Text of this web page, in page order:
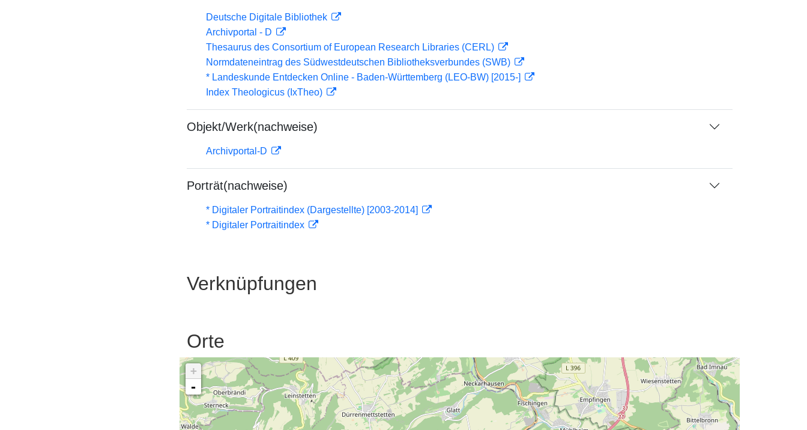
Deutsche Digitale Bibliothek
Archivportal - D
Thesaurus des Consortium of European Research Libraries (CERL)
Normdateneintrag des Südwestdeutschen Bibliotheksverbundes (SWB)
* Landeskunde Entdecken Online - Baden-Württemberg (LEO-BW) [2015-]
Index Theologicus (IxTheo)
Objekt/Werk(nachweise)
Archivportal-D
Porträt(nachweise)
* Digitaler Portraitindex (Dargestellte) [2003-2014]
* Digitaler Portraitindex
Verknüpfungen
Orte
+
-